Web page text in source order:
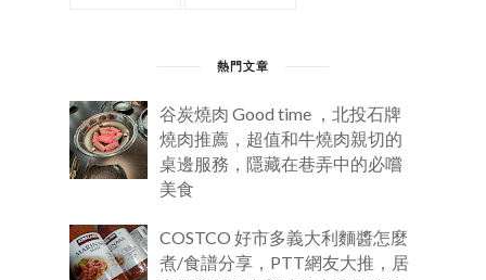
熱門文章
谷炭燒肉 Good time ，北投石牌
燒肉推薦，超值和牛燒肉親切的
桌邊服務，隱藏在巷弄中的必嚐
美食
COSTCO 好市多義大利麵醬怎麼
煮/食譜分享，PTT網友大推，居